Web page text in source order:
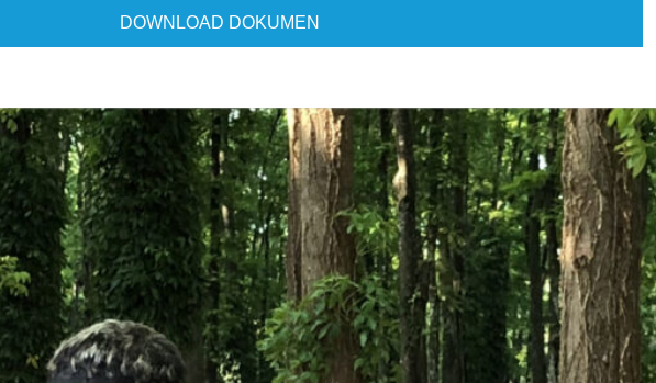
DOWNLOAD DOKUMEN